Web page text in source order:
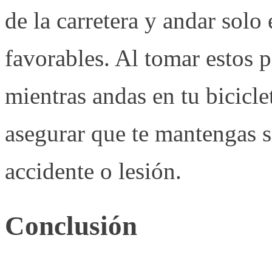
de la carretera y andar
favorables. Al tomar estos
mientras andas en tu
asegurar que te
accidente o lesión.
Conclusión